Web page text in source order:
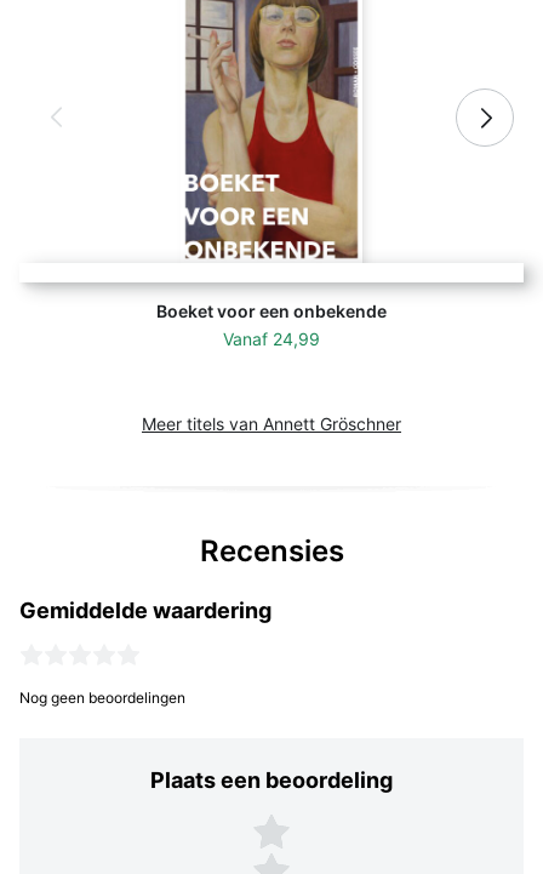
Boeket voor een onbekende
Vanaf 24,99
Meer titels van Annett Gröschner
Recensies
Gemiddelde waardering
Nog geen beoordelingen
Plaats een beoordeling
Plaats een beoordeling
5 sterren
4 sterren